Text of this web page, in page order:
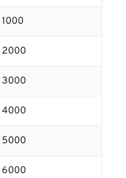
1000
2000
3000
4000
5000
6000